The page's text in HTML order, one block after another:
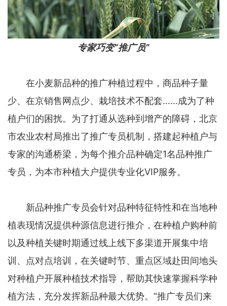
专家巧变“推广员”
在小麦新品种的推广种植过程中，商品种子量
少、在京销售网点少、栽培技术不配套……成为了种
植户们的困扰。为了打通从选种到增产的障碍，北京
市农业农村局推出了推广专员机制，搭建起种植户与
专家的沟通桥梁，为每个推介品种确定1名品种推广
专员，为本市种植大户提供专业化VIP服务。
新品种推广专员会针对品种特征特性和在当地种
植表现情况提供种源信息进行推介，在种植户购种前
以及种植关键时期通过线上线下多渠道开展集中培
训、点对点培训，在关键时节、重点区域赴田间地头
对种植户开展种植技术指导，帮助其快速掌握科学种
植方法，充分发挥新品种最大优势。“推广专员们来